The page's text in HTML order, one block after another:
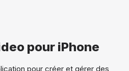
pour iPhone
pour créer et gérer des